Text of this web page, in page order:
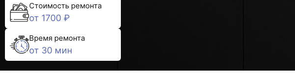
Стоимость ремонта
от 1700 ₽
Время ремонта
от 30 мин